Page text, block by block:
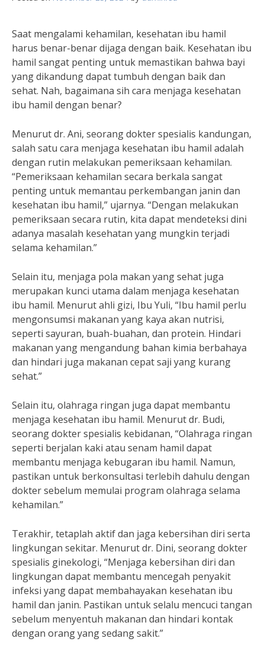
Saat mengalami kehamilan, kesehatan ibu hamil
harus benar-benar dijaga dengan baik. Kesehatan ibu
hamil sangat penting untuk memastikan bahwa bayi
yang dikandung dapat tumbuh dengan baik dan
sehat. Nah, bagaimana sih cara menjaga kesehatan
ibu hamil dengan benar?
Menurut dr. Ani, seorang dokter spesialis kandungan,
salah satu cara menjaga kesehatan ibu hamil adalah
dengan rutin melakukan pemeriksaan kehamilan.
“Pemeriksaan kehamilan secara berkala sangat
penting untuk memantau perkembangan janin dan
kesehatan ibu hamil,” ujarnya. “Dengan melakukan
pemeriksaan secara rutin, kita dapat mendeteksi dini
adanya masalah kesehatan yang mungkin terjadi
selama kehamilan.”
Selain itu, menjaga pola makan yang sehat juga
merupakan kunci utama dalam menjaga kesehatan
ibu hamil. Menurut ahli gizi, Ibu Yuli, “Ibu hamil perlu
mengonsumsi makanan yang kaya akan nutrisi,
seperti sayuran, buah-buahan, dan protein. Hindari
makanan yang mengandung bahan kimia berbahaya
dan hindari juga makanan cepat saji yang kurang
sehat.”
Selain itu, olahraga ringan juga dapat membantu
menjaga kesehatan ibu hamil. Menurut dr. Budi,
seorang dokter spesialis kebidanan, “Olahraga ringan
seperti berjalan kaki atau senam hamil dapat
membantu menjaga kebugaran ibu hamil. Namun,
pastikan untuk berkonsultasi terlebih dahulu dengan
dokter sebelum memulai program olahraga selama
kehamilan.”
Terakhir, tetaplah aktif dan jaga kebersihan diri serta
lingkungan sekitar. Menurut dr. Dini, seorang dokter
spesialis ginekologi, “Menjaga kebersihan diri dan
lingkungan dapat membantu mencegah penyakit
infeksi yang dapat membahayakan kesehatan ibu
hamil dan janin. Pastikan untuk selalu mencuci tangan
sebelum menyentuh makanan dan hindari kontak
dengan orang yang sedang sakit.”